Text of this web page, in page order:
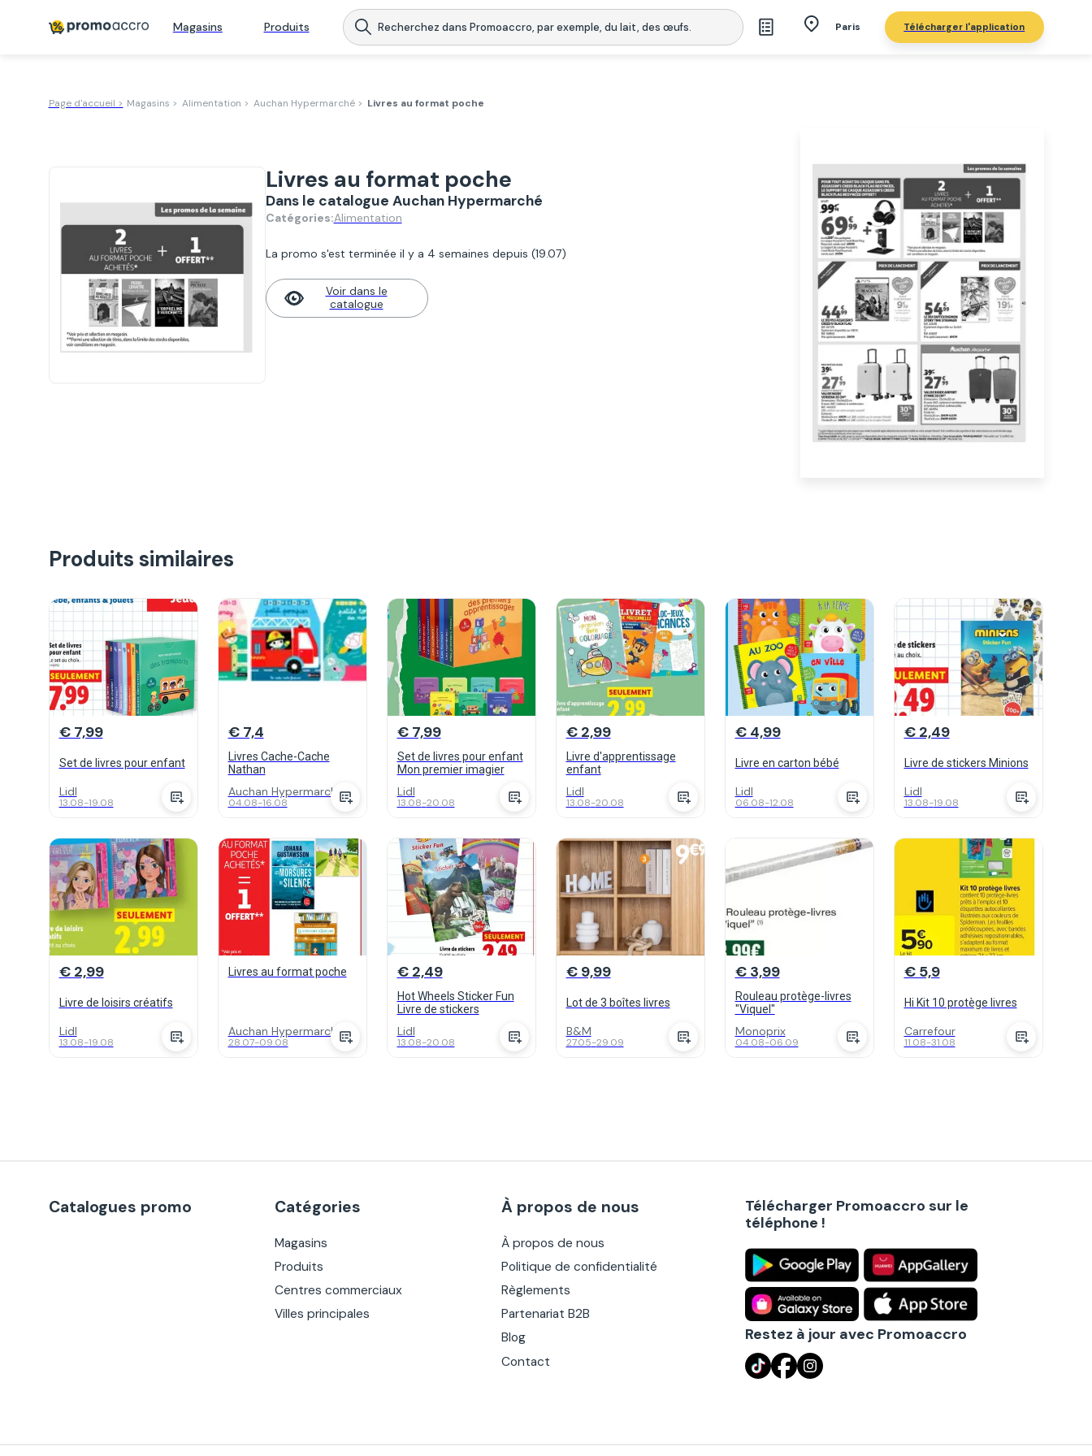
Magasins Produits Paris Télécharger l'application
Page d'accueil > Magasins > Alimentation > Auchan Hypermarché > Livres au format poche
Livres au format poche
Dans le catalogue Auchan Hypermarché
Catégories:Alimentation
La promo s'est terminée il y a 4 semaines depuis (19.07)
Voir dans le
catalogue
Produits similaires
€ 7,99
Set de livres pour enfant
Lidl
13.08-19.08
€ 7,4
Livres Cache-Cache
Nathan
Auchan Hypermarch...
04.08-16.08
€ 7,99
Set de livres pour enfant
Mon premier imagier
Lidl
13.08-20.08
€ 2,99
Livre d'apprentissage
enfant
Lidl
13.08-20.08
€ 4,99
Livre en carton bébé
Lidl
06.08-12.08
€ 2,49
Livre de stickers Minions
Lidl
13.08-19.08
€ 2,99
Livre de loisirs créatifs
Lidl
13.08-19.08
Livres au format poche
Auchan Hypermarch...
28.07-09.08
€ 2,49
Hot Wheels Sticker Fun
Livre de stickers
Lidl
13.08-20.08
€ 9,99
Lot de 3 boîtes livres
B&M
27.05-29.09
€ 3,99
Rouleau protège-livres
"Viquel"
Monoprix
04.08-06.09
€ 5,9
Hi Kit 10 protège livres
Carrefour
11.08-31.08
Catalogues promo Catégories
Magasins
Produits
Centres commerciaux
Villes principales
À propos de nous
À propos de nous
Politique de confidentialité
Règlements
Partenariat B2B
Blog
Contact
Télécharger Promoaccro sur le
téléphone !
Restez à jour avec Promoaccro